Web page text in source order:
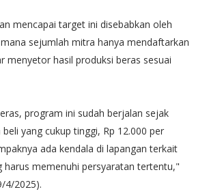
mencapai target ini disebabkan oleh
sejumlah mitra hanya mendaftarkan
menyetor hasil produksi beras sesuai
program ini sudah berjalan sejak
beli yang cukup tinggi, Rp 12.000 per
ada kendala di lapangan terkait
memenuhi persyaratan tertentu,"
4/2025).